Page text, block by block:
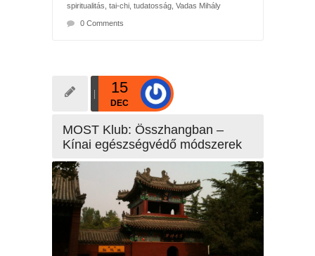
spiritualitás tai-chi, tudatosság, Vadas Mihály
0 Comments
15
DEC
MOST Klub: Összhangban –
Kínai egészségvédő módszerek